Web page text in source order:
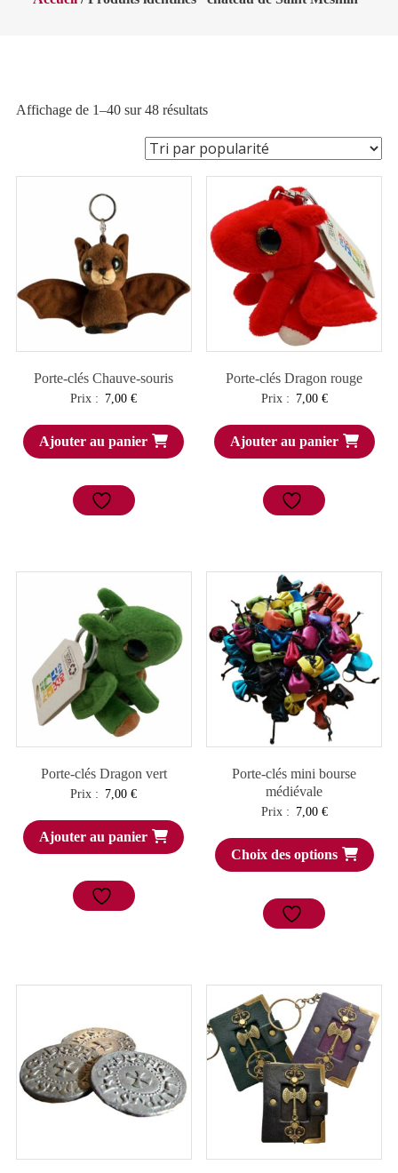
Affichage de 1–40 sur 48 résultatsTrié
par
popularité
Porte-clés Chauve-souris
Prix : 7,00€
Ajouter au panier
Porte-clés Dragon rouge
Prix : 7,00 €
Ajouter au panier
Porte-clés Dragon vert
Prix : 7,00€
Ajouter au panier
Porte-clés mini bourse
médiévale
Prix : 7,00 €
Choix des options